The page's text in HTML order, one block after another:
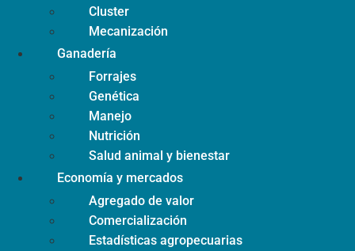
Cluster
Mecanización
Ganadería
Forrajes
Genética
Manejo
Nutrición
Salud animal y bienestar
Economía y mercados
Agregado de valor
Comercialización
Estadísticas agropecuarias